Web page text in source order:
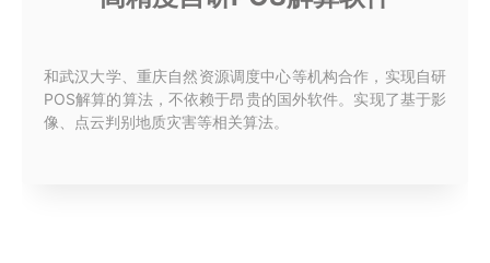
和武汉大学、重庆自然资源调度中心等机构合作，实现自研
POS解算的算法，不依赖于昂贵的国外软件。实现了基于影
像、点云判别地质灾害等相关算法。